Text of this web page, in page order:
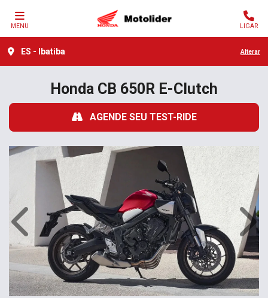
MENU LIGAR
ES - Ibatiba Alterar
Honda CB 650R E-Clutch
AGENDE SEU TEST-RIDE
Anterior